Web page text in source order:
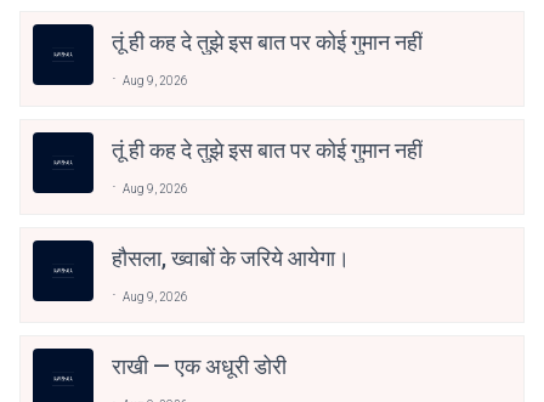
तूं ही कह दे तुझे इस बात पर कोई गुमान नहीं
Aug 9, 2026
तूं ही कह दे तुझे इस बात पर कोई गुमान नहीं
Aug 9, 2026
हौसला, ख्वाबों के जरिये आयेगा।
Aug 9, 2026
राखी — एक अधूरी डोरी